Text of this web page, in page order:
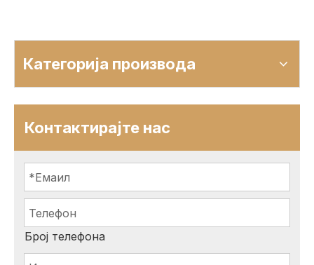
Категорија производа
Контактирајте нас
Број телефона